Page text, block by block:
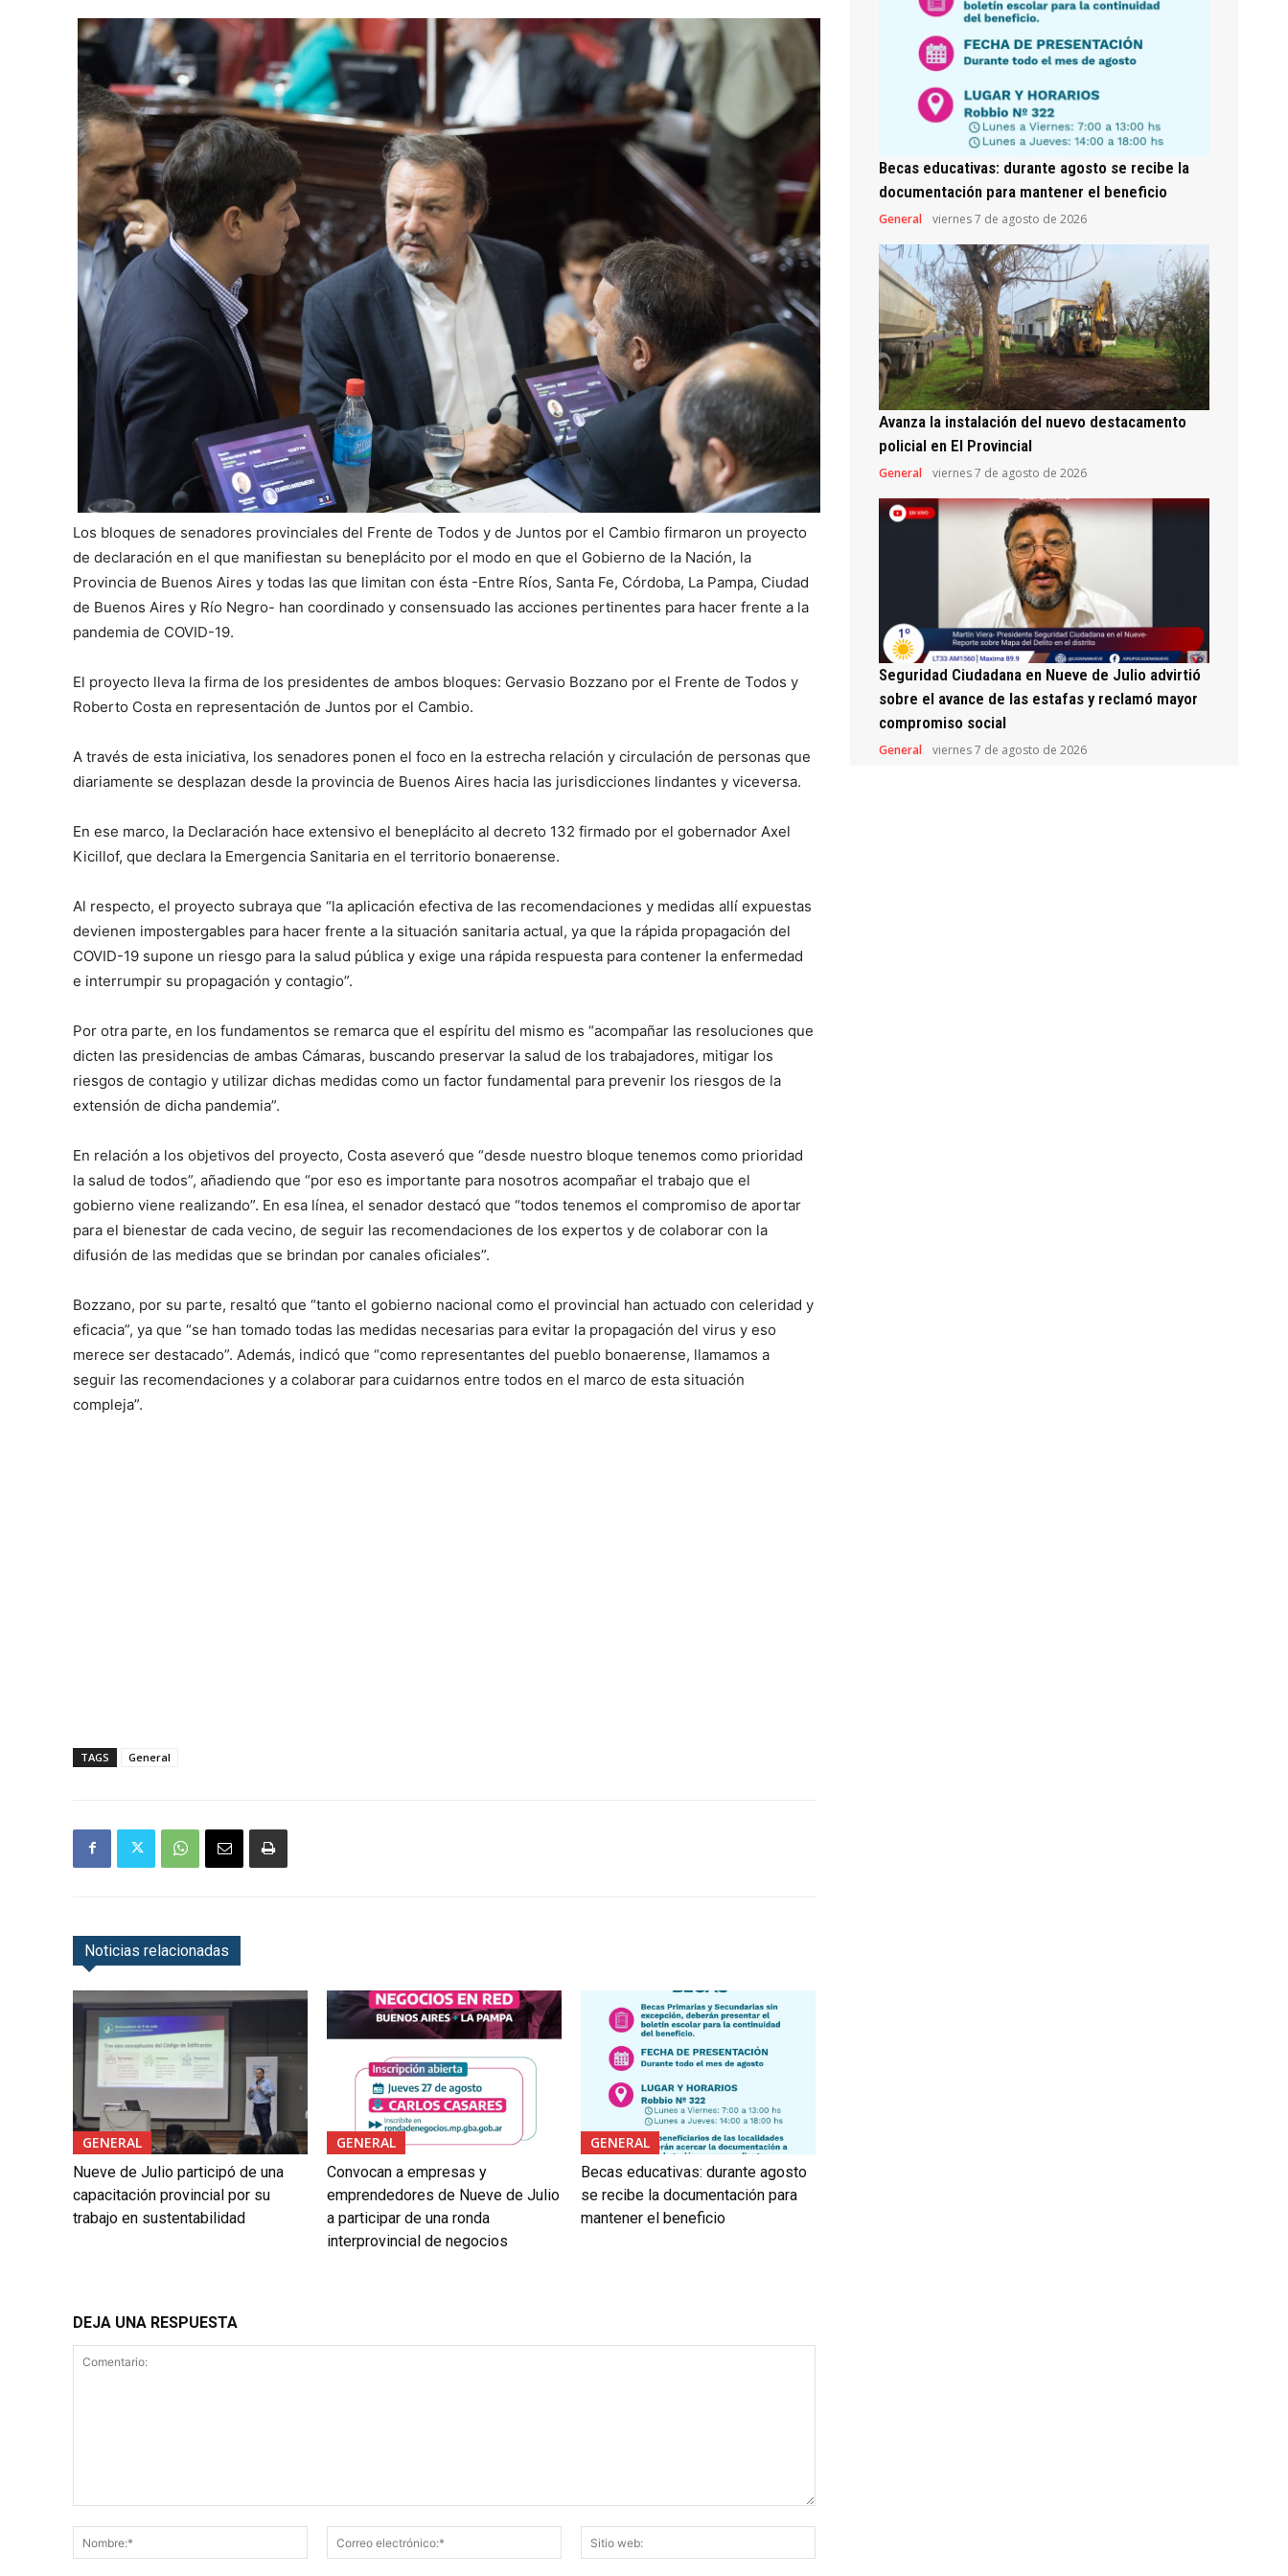
Los bloques de senadores provinciales del Frente de Todos y de Juntos por el Cambio firmaron un proyecto
de declaración en el que manifiestan su beneplácito por el modo en que el Gobierno de la Nación, la
Provincia de Buenos Aires y todas las que limitan con ésta -Entre Ríos, Santa Fe, Córdoba, La Pampa, Ciudad
de Buenos Aires y Río Negro- han coordinado y consensuado las acciones pertinentes para hacer frente a la
pandemia de COVID-19.
El proyecto lleva la firma de los presidentes de ambos bloques: Gervasio Bozzano por el Frente de Todos y
Roberto Costa en representación de Juntos por el Cambio.
A través de esta iniciativa, los senadores ponen el foco en la estrecha relación y circulación de personas que
diariamente se desplazan desde la provincia de Buenos Aires hacia las jurisdicciones lindantes y viceversa.
En ese marco, la Declaración hace extensivo el beneplácito al decreto 132 firmado por el gobernador Axel
Kicillof, que declara la Emergencia Sanitaria en el territorio bonaerense.
Al respecto, el proyecto subraya que “la aplicación efectiva de las recomendaciones y medidas allí expuestas
devienen impostergables para hacer frente a la situación sanitaria actual, ya que la rápida propagación del
COVID-19 supone un riesgo para la salud pública y exige una rápida respuesta para contener la enfermedad
e interrumpir su propagación y contagio”.
Por otra parte, en los fundamentos se remarca que el espíritu del mismo es “acompañar las resoluciones que
dicten las presidencias de ambas Cámaras, buscando preservar la salud de los trabajadores, mitigar los
riesgos de contagio y utilizar dichas medidas como un factor fundamental para prevenir los riesgos de la
extensión de dicha pandemia”.
En relación a los objetivos del proyecto, Costa aseveró que “desde nuestro bloque tenemos como prioridad
la salud de todos”, añadiendo que “por eso es importante para nosotros acompañar el trabajo que el
gobierno viene realizando”. En esa línea, el senador destacó que “todos tenemos el compromiso de aportar
para el bienestar de cada vecino, de seguir las recomendaciones de los expertos y de colaborar con la
difusión de las medidas que se brindan por canales oficiales”.
Bozzano, por su parte, resaltó que “tanto el gobierno nacional como el provincial han actuado con celeridad y
eficacia”, ya que “se han tomado todas las medidas necesarias para evitar la propagación del virus y eso
merece ser destacado”. Además, indicó que “como representantes del pueblo bonaerense, llamamos a
seguir las recomendaciones y a colaborar para cuidarnos entre todos en el marco de esta situación
compleja”.
TAGS General
Noticias relacionadas
GENERAL
Nueve de Julio participó de una
capacitación provincial por su
trabajo en sustentabilidad
GENERAL
Convocan a empresas y
emprendedores de Nueve de Julio
a participar de una ronda
interprovincial de negocios
GENERAL
Becas educativas: durante agosto
se recibe la documentación para
mantener el beneficio
DEJA UNA RESPUESTA
Nombre:*
Correo
electrónico:*
web:
Becas educativas: durante agosto se recibe la
documentación para mantener el beneficio
General viernes 7 de agosto de 2026
Avanza la instalación del nuevo destacamento
policial en El Provincial
General viernes 7 de agosto de 2026
Seguridad Ciudadana en Nueve de Julio advirtió
sobre el avance de las estafas y reclamó mayor
compromiso social
General viernes 7 de agosto de 2026